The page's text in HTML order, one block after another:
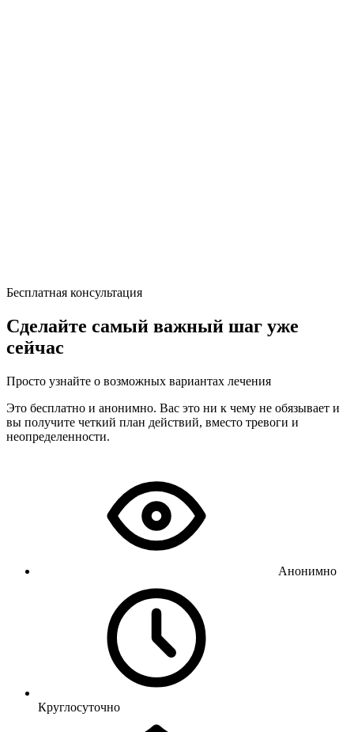
Бесплатная консультация
Сделайте самый важный шаг уже
сейчас
Просто узнайте о возможных вариантах лечения
Это бесплатно и анонимно. Вас это ни к чему не обязывает и
вы получите четкий план действий, вместо тревоги и
неопределенности.
Анонимно
Круглосуточно